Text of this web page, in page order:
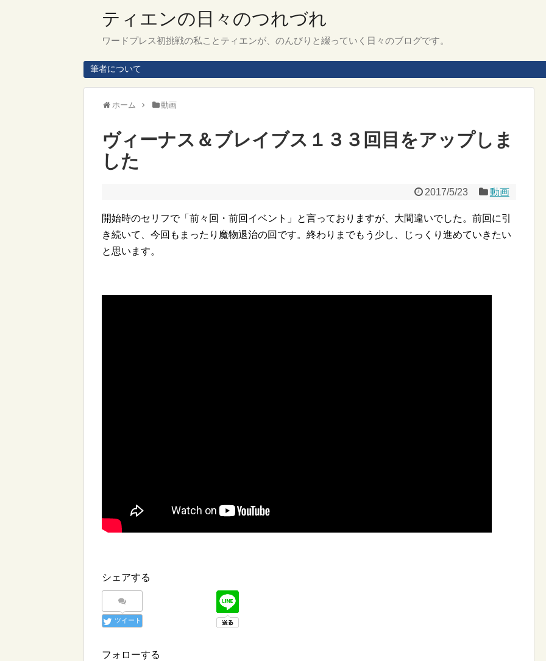
ティエンの日々のつれづれ
ワードプレス初挑戦の私ことティエンが、のんびりと綴っていく日々のブログです。
筆者について
ホーム 動画
ヴィーナス＆ブレイブス１３３回目をアップしま
した
2017/5/23 動画
開始時のセリフで「前々回・前回イベント」と言っておりますが、大間違いでした。前回に引
き続いて、今回もまったり魔物退治の回です。終わりまでもう少し、じっくり進めていきたい
と思います。
シェアする
ツイート
フォローする